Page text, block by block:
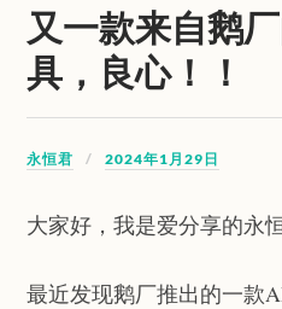
又一款来自鹅
具，良心！！
永恒君 2024年1月29日
大家好，我是爱分享的永
最近发现鹅厂推出的一款